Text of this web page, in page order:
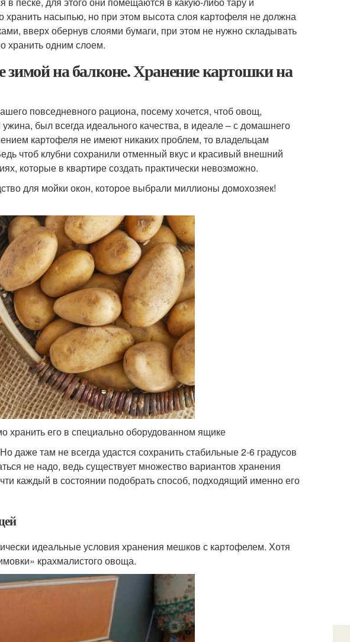
насыпью, но при этом высота слоя картофеля не должна
вверх обернув слоями бумаги, при этом не нужно складывать
хранить одним слоем.
на балконе. Хранение картошки на
повседневного рациона, посему хочется, чтоб овощ,
был всегда идеального качества, в идеале – с домашнего
картофеля не имеют никаких проблем, то владельцам
чтоб клубни сохранили отменный вкус и красивый внешний
которые в квартире создать практически невозможно.
для мойки окон, которое выбрали миллионы домохозяек!
его в специально оборудованном ящике
даже там не всегда удастся сохранить стабильные 2-6 градусов
не надо, ведь существует множество вариантов хранения
каждый в состоянии подобрать способ, подходящий именно его
идеальные условия хранения мешков с картофелем. Хотя
крахмалистого овоща.